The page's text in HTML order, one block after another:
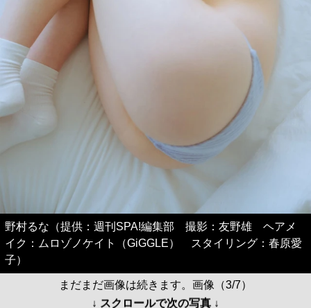
野村るな（提供：週刊SPA!編集部 撮影：友野雄 ヘアメ
イク：ムロゾノケイト（GiGGLE） スタイリング：春原愛
子）
まだまだ画像は続きます。画像（3/7）
↓ スクロールで次の写真 ↓